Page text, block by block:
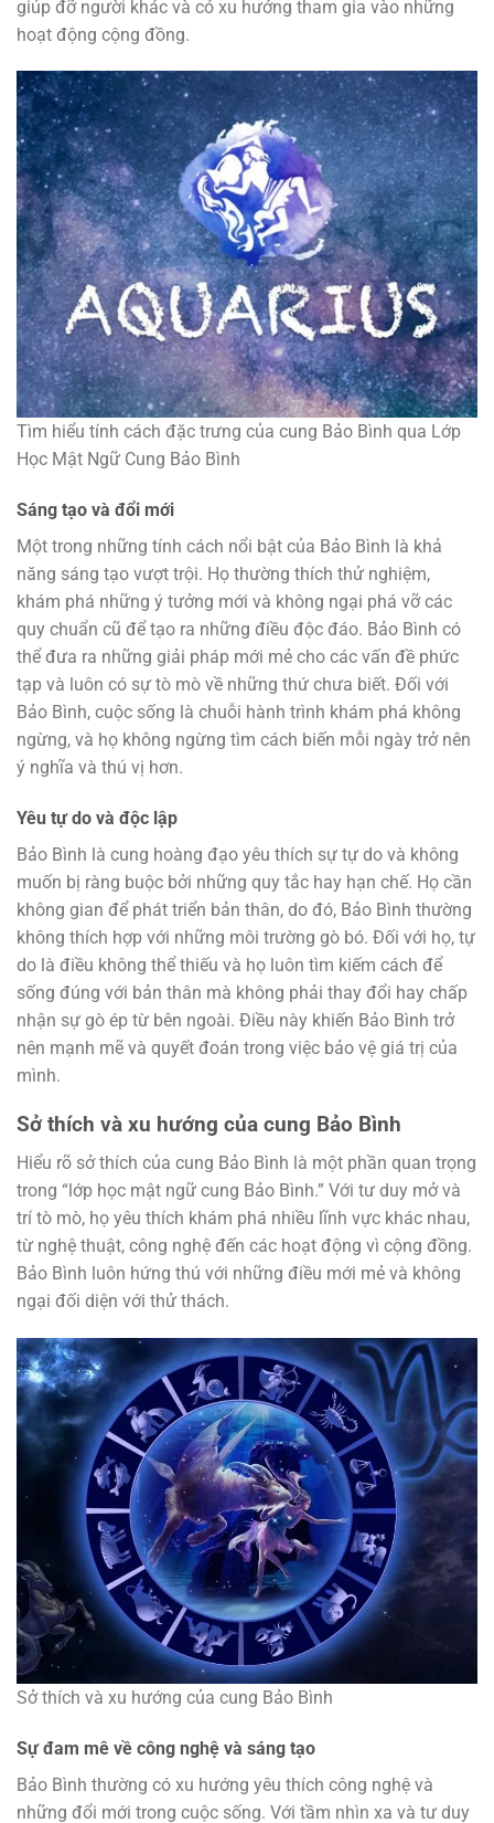
giúp đỡ người khác và có xu hướng tham gia vào những
hoạt động cộng đồng.
Tìm hiểu tính cách đặc trưng của cung Bảo Bình qua Lớp
Học Mật Ngữ Cung Bảo Bình
Sáng tạo và đổi mới
Một trong những tính cách nổi bật của Bảo Bình là khả
năng sáng tạo vượt trội. Họ thường thích thử nghiệm,
khám phá những ý tưởng mới và không ngại phá vỡ các
quy chuẩn cũ để tạo ra những điều độc đáo. Bảo Bình có
thể đưa ra những giải pháp mới mẻ cho các vấn đề phức
tạp và luôn có sự tò mò về những thứ chưa biết. Đối với
Bảo Bình, cuộc sống là chuỗi hành trình khám phá không
ngừng, và họ không ngừng tìm cách biến mỗi ngày trở nên
ý nghĩa và thú vị hơn.
Yêu tự do và độc lập
Bảo Bình là cung hoàng đạo yêu thích sự tự do và không
muốn bị ràng buộc bởi những quy tắc hay hạn chế. Họ cần
không gian để phát triển bản thân, do đó, Bảo Bình thường
không thích hợp với những môi trường gò bó. Đối với họ, tự
do là điều không thể thiếu và họ luôn tìm kiếm cách để
sống đúng với bản thân mà không phải thay đổi hay chấp
nhận sự gò ép từ bên ngoài. Điều này khiến Bảo Bình trở
nên mạnh mẽ và quyết đoán trong việc bảo vệ giá trị của
mình.
Sở thích và xu hướng của cung Bảo Bình
Hiểu rõ sở thích của cung Bảo Bình là một phần quan trọng
trong “lớp học mật ngữ cung Bảo Bình.” Với tư duy mở và
trí tò mò, họ yêu thích khám phá nhiều lĩnh vực khác nhau,
từ nghệ thuật, công nghệ đến các hoạt động vì cộng đồng.
Bảo Bình luôn hứng thú với những điều mới mẻ và không
ngại đối diện với thử thách.
Sở thích và xu hướng của cung Bảo Bình
Sự đam mê về công nghệ và sáng tạo
Bảo Bình thường có xu hướng yêu thích công nghệ và
những đổi mới trong cuộc sống. Với tầm nhìn xa và tư duy